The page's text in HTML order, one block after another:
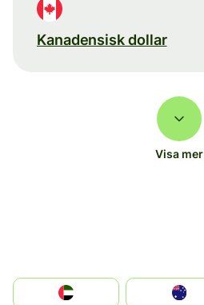
Kanadensisk dollar
Visa mer
الإمارات العربية المتحدة